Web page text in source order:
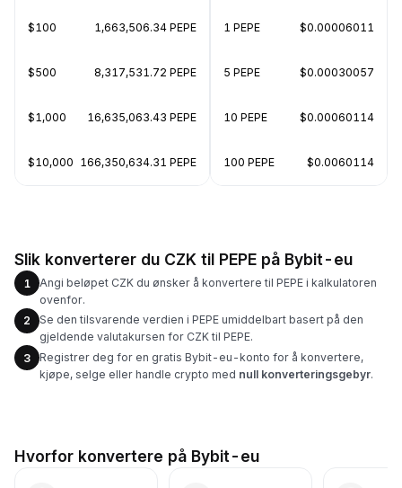
$100 1,663,506.34 PEPE
$500 8,317,531.72 PEPE
$1,000 16,635,063.43 PEPE
$10,000 166,350,634.31 PEPE
1 PEPE $0.00006011
5 PEPE $0.00030057
10 PEPE $0.00060114
100 PEPE $0.0060114
Slik konverterer du CZK til PEPE på Bybit-eu
1
Angi beløpet CZK du ønsker å konvertere til PEPE i kalkulatoren
ovenfor.
2
Se den tilsvarende verdien i PEPE umiddelbart basert på den
gjeldende valutakursen for CZK til PEPE.
3
Registrer deg for en gratis Bybit-eu-konto for å konvertere,
kjøpe, selge eller handle crypto med null konverteringsgebyr.
Hvorfor konvertere på Bybit-eu